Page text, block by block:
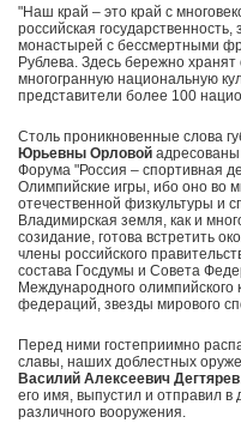
"Наш край – это край с
российская
монастырей с бессмертными
Рублева. Здесь бережно
многогранную национальную
представители более 100
Столь проникновенные слова
Юрьевны Орловой адресованы
Форума "Россия – спортивная
Олимпийские игры, ибо оно во
отечественной физкультуры и
Владимирская земля, как и
созидание, готова встретить
члены российского
состава Госдумы и Совета
Международного
федераций, звезды мирового
Перед ними гостеприимно
славы, наших доблестных
Василий Алексеевич Дегтярев
его имя, выпустил и отправил
различного вооружения.